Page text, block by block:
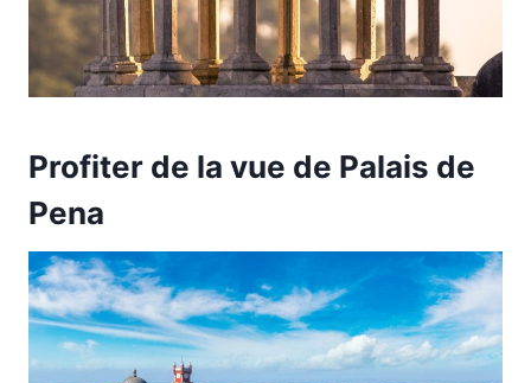
Profiter de la vue de Palais de
Pena